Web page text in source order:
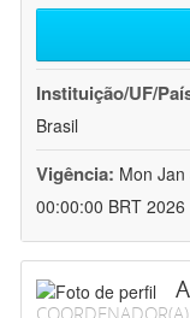
Instituição/UF/
Brasil
Vigência: Mon
00:00:00 BRT 2026